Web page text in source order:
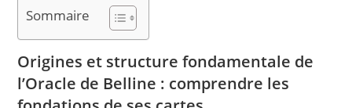
Sommaire
Origines et structure fondamentale de
l’Oracle de Belline : comprendre les